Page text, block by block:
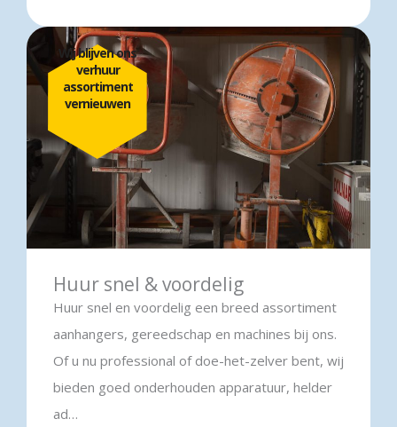
Huur snel & voordelig
Huur snel en voordelig een breed assortiment
aanhangers, gereedschap en machines bij ons.
Of u nu professional of doe-het-zelver bent, wij
bieden goed onderhouden apparatuur, helder
ad…
Wij blijven ons
verhuur
assortiment
vernieuwen